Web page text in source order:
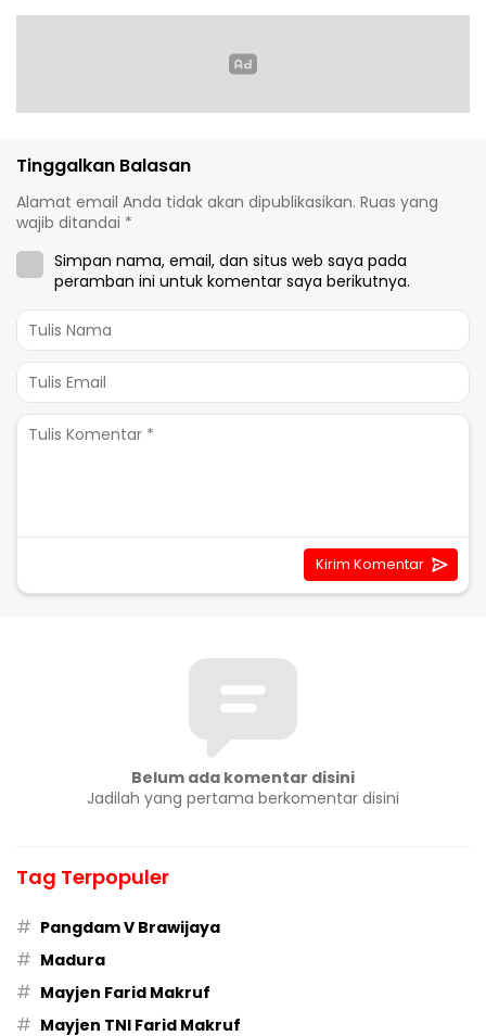
Tinggalkan Balasan
Alamat email Anda tidak akan dipublikasikan. Ruas yang
wajib ditandai *
Simpan nama, email, dan situs web saya pada
peramban ini untuk komentar saya berikutnya.
Belum ada komentar disini
Jadilah yang pertama berkomentar disini
Tag Terpopuler
# Pangdam V Brawijaya
# Madura
# Mayjen Farid Makruf
# Mayjen TNI Farid Makruf